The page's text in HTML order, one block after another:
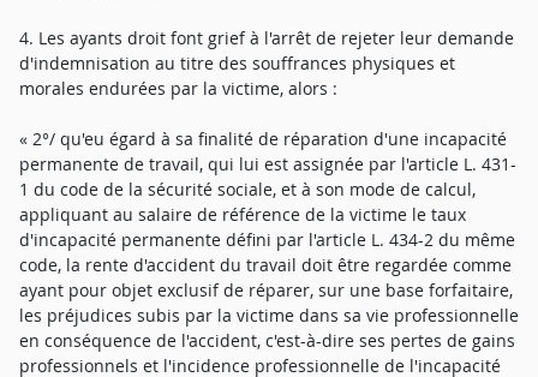
4. Les ayants droit font grief à l'arrêt de rejeter leur demande
d'indemnisation au titre des souffrances physiques et
morales endurées par la victime, alors :
« 2°/ qu'eu égard à sa finalité de réparation d'une incapacité
permanente de travail, qui lui est assignée par l'article L. 431-
1 du code de la sécurité sociale, et à son mode de calcul,
appliquant au salaire de référence de la victime le taux
d'incapacité permanente défini par l'article L. 434-2 du même
code, la rente d'accident du travail doit être regardée comme
ayant pour objet exclusif de réparer, sur une base forfaitaire,
les préjudices subis par la victime dans sa vie professionnelle
en conséquence de l'accident, c'est-à-dire ses pertes de gains
professionnels et l'incidence professionnelle de l'incapacité